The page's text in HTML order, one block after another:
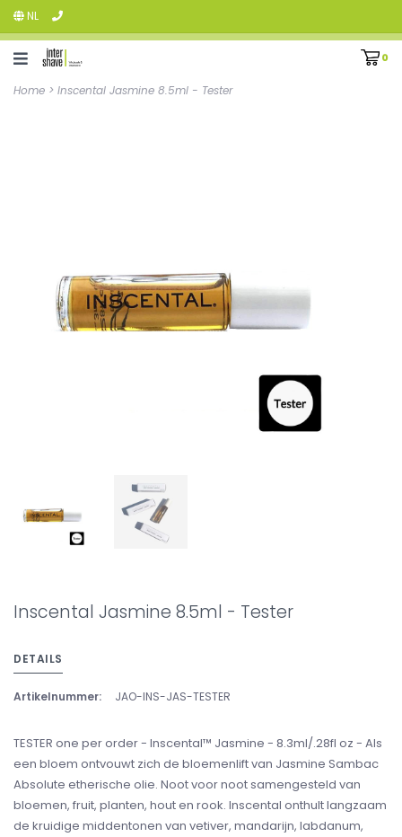
NL
0
Home > Inscental Jasmine 8.5ml - Tester
Inscental Jasmine 8.5ml - Tester
DETAILS
Artikelnummer: JAO-INS-JAS-TESTER
TESTER one per order - Inscental™ Jasmine - 8.3ml/.28fl oz - Als
een bloem ontvouwt zich de bloemenlift van Jasmine Sambac
Absolute etherische olie. Noot voor noot samengesteld van
bloemen, fruit, planten, hout en rook. Inscental onthult langzaam
de kruidige middentonen van vetiver, mandarijn, labdanum,